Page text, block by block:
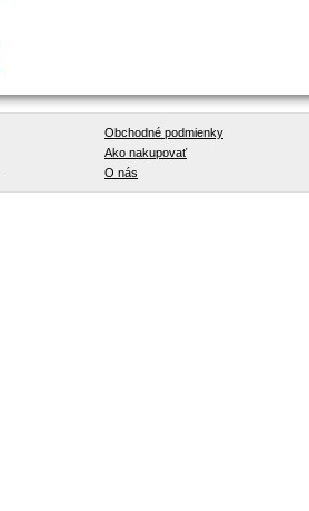
Obchodné podmienky
Ako nakupovať
O nás